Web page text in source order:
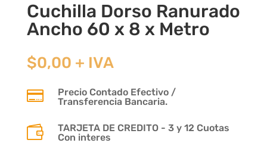
Cuchilla Dorso Ranurado
Ancho 60 x 8 x Metro
$0,00 + IVA

Precio Contado Efectivo /
Transferencia Bancaria.

TARJETA DE CREDITO - 3 y 12 Cuotas
Con interes